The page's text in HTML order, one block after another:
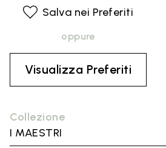
Collezione
I MAESTRI
Salva nei Preferiti
oppure
Visualizza Preferiti